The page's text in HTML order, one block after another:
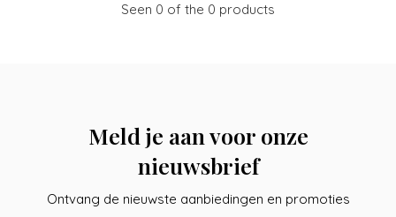
Seen 0 of the 0 products
Meld je aan voor onze
nieuwsbrief
Ontvang de nieuwste aanbiedingen en promoties